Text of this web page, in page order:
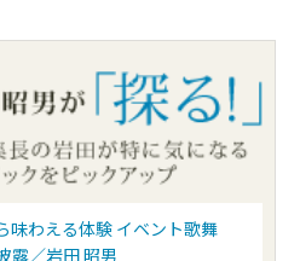
味わえる体験 イベント歌舞
露／岩田 昭男